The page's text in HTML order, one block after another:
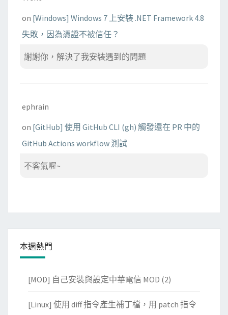
on [Windows] Windows 7 上安裝 .NET Framework 4.8
失敗，因為憑證不被信任？
謝謝你，解決了我安裝遇到的問題
ephrain
on [GitHub] 使用 GitHub CLI (gh) 觸發還在 PR 中的
GitHub Actions workflow 測試
不客氣喔~
本週熱門
[MOD] 自己安裝與設定中華電信 MOD (2)
[Linux] 使用 diff 指令產生補丁檔，用 patch 指令